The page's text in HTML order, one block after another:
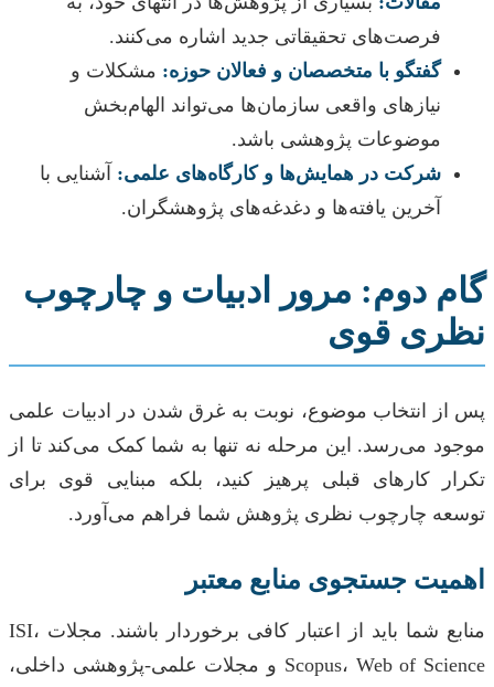
فرصت‌های تحقیقاتی جدید اشاره می‌کنند.
گفتگو با متخصصان و فعالان حوزه: مشکلات و
نیازهای واقعی سازمان‌ها می‌تواند الهام‌بخش
موضوعات پژوهشی باشد.
شرکت در همایش‌ها و کارگاه‌های علمی: آشنایی با
آخرین یافته‌ها و دغدغه‌های پژوهشگران.
گام دوم: مرور ادبیات و چارچوب
نظری قوی
پس از انتخاب موضوع، نوبت به غرق شدن در ادبیات علمی
موجود می‌رسد. این مرحله نه تنها به شما کمک می‌کند تا از
تکرار کارهای قبلی پرهیز کنید، بلکه مبنایی قوی برای
توسعه چارچوب نظری پژوهش شما فراهم می‌آورد.
اهمیت جستجوی منابع معتبر
منابع شما باید از اعتبار کافی برخوردار باشند. مجلات ISI،
Scopus، Web of Science و مجلات علمی-پژوهشی داخلی،